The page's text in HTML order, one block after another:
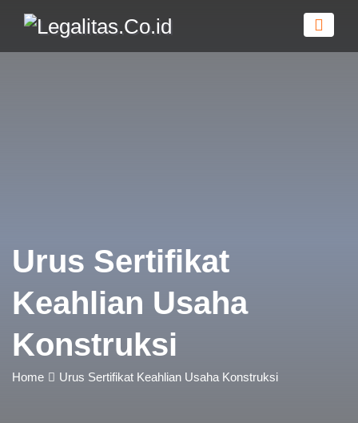
Urus Sertifikat
Keahlian Usaha
Konstruksi
Home Urus Sertifikat Keahlian Usaha Konstruksi